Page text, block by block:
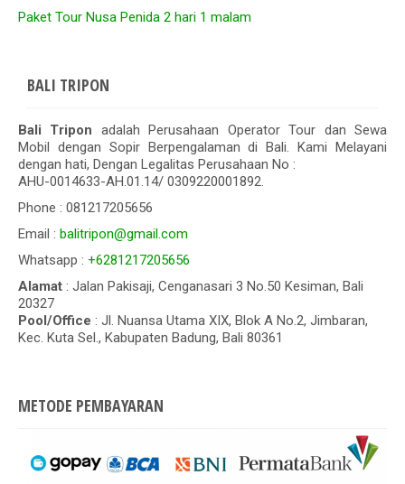
Paket Tour Nusa Penida 2 hari 1 malam
BALI TRIPON
Bali Tripon adalah Perusahaan Operator Tour dan Sewa
Mobil dengan Sopir Berpengalaman di Bali. Kami Melayani
dengan hati, Dengan Legalitas Perusahaan No :
AHU-0014633-AH.01.14/ 0309220001892.
Phone : 081217205656
Email : balitripon@gmail.com
Whatsapp : +6281217205656
Alamat : Jalan Pakisaji, Cenganasari 3 No.50 Kesiman, Bali
20327
Pool/Office : Jl. Nuansa Utama XIX, Blok A No.2, Jimbaran,
Kec. Kuta Sel., Kabupaten Badung, Bali 80361
METODE PEMBAYARAN